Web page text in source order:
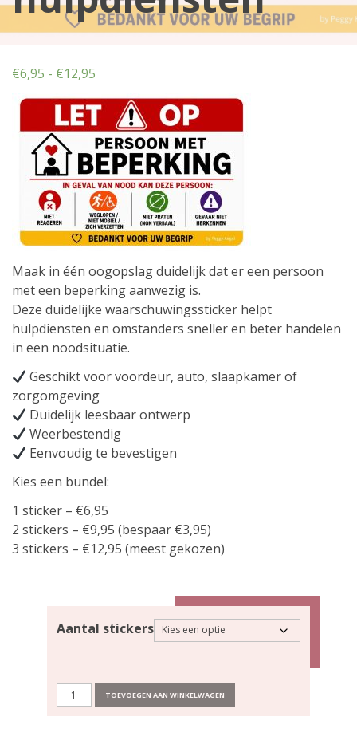
€6,95 - €12,95
tot
€12,95
Maak in één oogopslag duidelijk dat er een persoon
met een beperking aanwezig is.
Deze duidelijke waarschuwingssticker helpt
hulpdiensten en omstanders sneller en beter handelen
in een noodsituatie.
Geschikt voor voordeur, auto, slaapkamer of
zorgomgeving
Duidelijk leesbaar ontwerp
Weerbestendig
Eenvoudig te bevestigen
Kies een bundel:
1 sticker – €6,95
2 stickers – €9,95 (bespaar €3,95)
3 stickers – €12,95 (meest gekozen)
Aantal stickers
Sticker
‘Persoon
TOEVOEGEN AAN WINKELWAGEN